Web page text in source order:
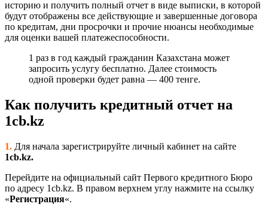
историю и получить полный отчет в виде выписки, в которой
будут отображены все действующие и завершенные договора
по кредитам, дни просрочки и прочие нюансы необходимые
для оценки вашей платежеспособности.
1 раз в год каждый гражданин Казахстана может
запросить услугу бесплатно. Далее стоимость
одной проверки будет равна — 400 тенге.
Как получить кредитный отчет на
1cb.kz
1. Для начала зарегистрируйте личный кабинет на сайте
1cb.kz.
Перейдите на официальный сайт Первого кредитного Бюро
по адресу 1cb.kz. В правом верхнем углу нажмите на ссылку
«Регистрация«.